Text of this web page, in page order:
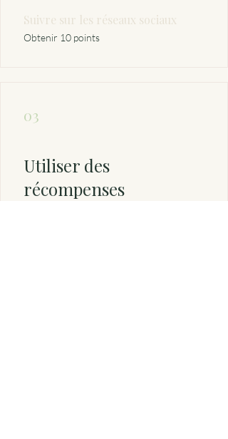
Suivre sur les réseaux sociaux
Obtenir 10 points
03
Utiliser des
récompenses